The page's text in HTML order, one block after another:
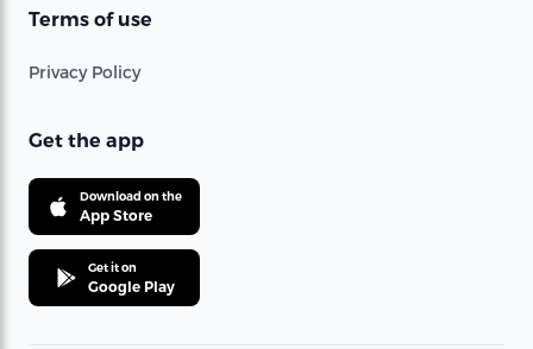
Terms of use
Privacy Policy
Get the app
Download on the
App Store
Get it on
Google Play